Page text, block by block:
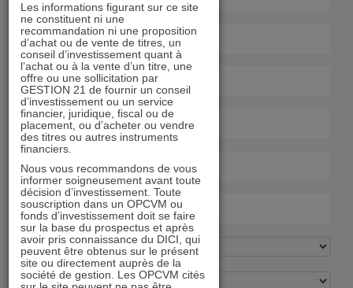
Les informations figurant sur ce site
ne constituent ni une
recommandation ni une proposition
d’achat ou de vente de titres, un
conseil d’investissement quant à
l’achat ou à la vente d’un titre, une
offre ou une sollicitation par
GESTION 21 de fournir un conseil
d’investissement ou un service
financier, juridique, fiscal ou de
placement, ou d’acheter ou vendre
des titres ou autres instruments
financiers.
Nous vous recommandons de vous
informer soigneusement avant toute
décision d’investissement. Toute
souscription dans un OPCVM ou
fonds d’investissement doit se faire
sur la base du prospectus et après
avoir pris connaissance du DICI, qui
peuvent être obtenus sur le présent
site ou directement auprès de la
société de gestion. Les OPCVM cités